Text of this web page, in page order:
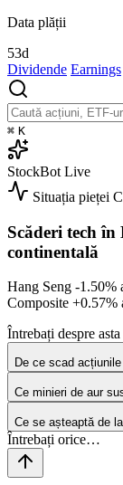
Data plății
53d
Dividende Earnings
⌘ K
StockBot Live
Situația pieței
Scăderi tech
continentală
Hang Seng -1.50%
Composite +0.57%
Întrebați despre asta
De ce scad
Ce minieri de aur
Ce se așteaptă de